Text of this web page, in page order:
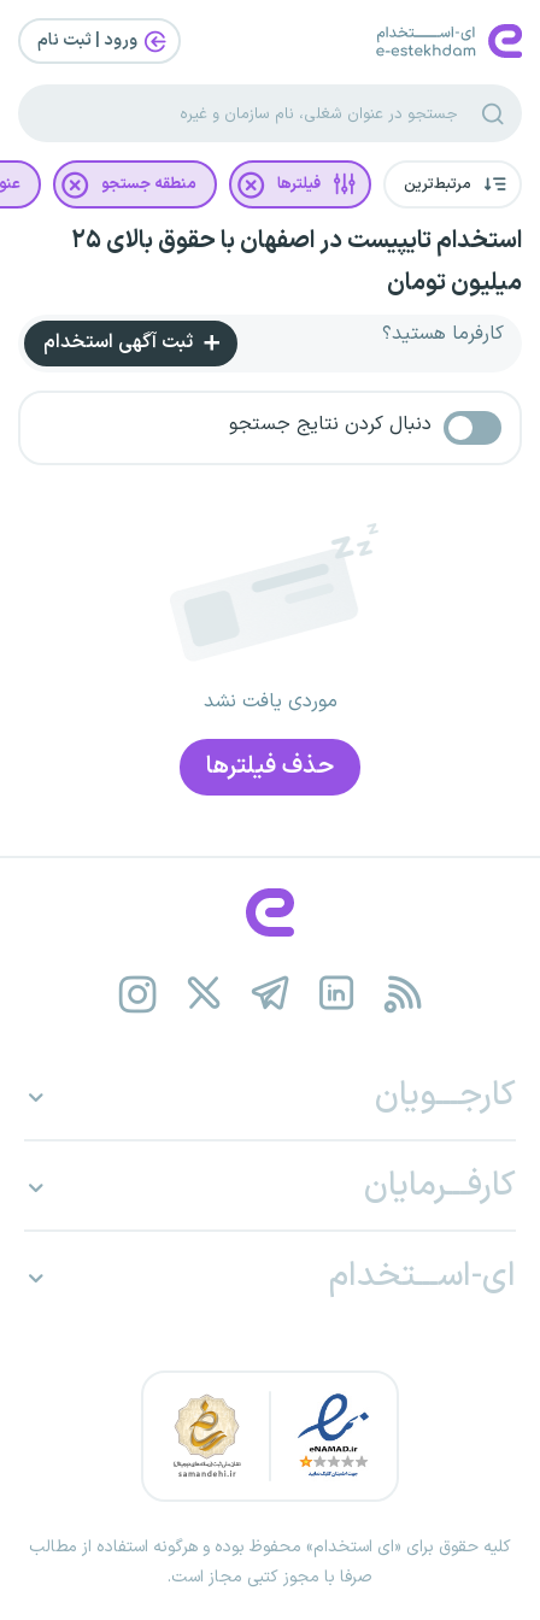
ورود | ثبت‌ نام
مرتبط‌ترین فیلترها منطقه جستجو
استخدام تایپیست در اصفهان با حقوق بالای ۲۵
میلیون تومان
کارفرما هستید؟ ثبت آگهی استخدام
دنبال کردن نتایج جستجو
موردی یافت نشد
حذف فیلتر‌ها
کارجـــویان
کارفـــرمایان
ای-اســـتخدام
کلیه حقوق برای «ای استخدام» محفوظ بوده و هرگونه استفاده از مطالب
صرفا با مجوز کتبی مجاز است.